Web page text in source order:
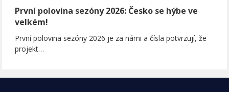
První polovina sezóny 2026: Česko se hýbe ve
velkém!
První polovina sezóny 2026 je za námi a čísla potvrzují, že
projekt…